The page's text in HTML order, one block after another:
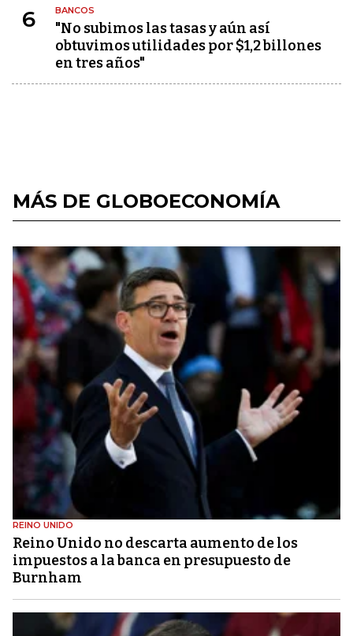
6 BANCOS
"No subimos las tasas y aún así
obtuvimos utilidades por $1,2 billones
en tres años"
MÁS DE GLOBOECONOMÍA
REINO UNIDO
Reino Unido no descarta aumento de los
impuestos a la banca en presupuesto de
Burnham